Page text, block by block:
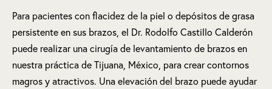
Para pacientes con flacidez de la piel o depósitos de grasa
persistente en sus brazos, el Dr. Rodolfo Castillo Calderón
puede realizar una cirugía de levantamiento de brazos en
nuestra práctica de Tijuana, México, para crear contornos
magros y atractivos. Una elevación del brazo puede ayudar